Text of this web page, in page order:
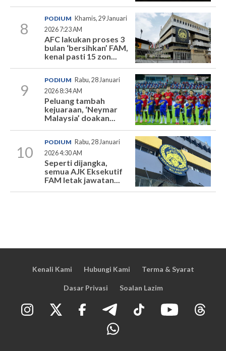
8
PODIUM Khamis, 29 Januari
2026 7:23 AM
AFC lakukan proses 3
bulan ‘bersihkan’ FAM,
kenal pasti 15 zon...
9
PODIUM Rabu, 28 Januari
2026 8:34 AM
Peluang tambah
kejuaraan, ‘Neymar
Malaysia’ doakan...
10
PODIUM Rabu, 28 Januari
2026 4:30 AM
Seperti dijangka,
semua AJK Eksekutif
FAM letak jawatan...
Kenali Kami Hubungi Kami Terma & Syarat
Dasar Privasi Soalan Lazim